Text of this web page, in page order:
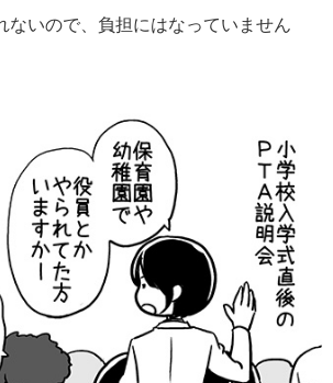
ないので、負担にはなっていません